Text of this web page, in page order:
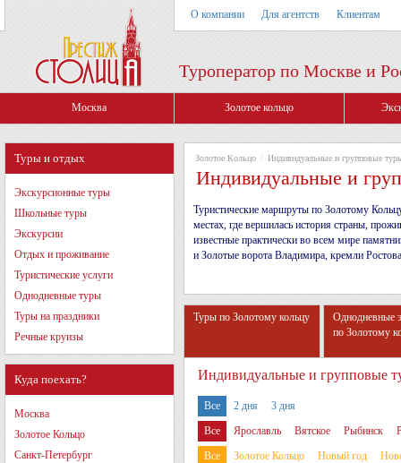
О компании Для агентств Клиентам
Туроператор по Москве и
Москва Золотое кольцо
Туры и отдых
Экскурсионные туры
Школьные туры
Экскурсии
Отдых и проживание
Туристические услуги
Однодневные туры
Туры на праздники
Речные круизы
Куда поехать?
Москва
Золотое Кольцо
Санкт-Петербург
Золотое Кольцо / Индивидуальные и групповые
Индивидуальные и
Туристические маршруты по Золотому
местах, где вершилась история страны,
известные практически во всем мире
и Золотые ворота Владимира, кремли
Туры по Золотому кольцу
Однодневные
по Золотому
Индивидуальные и групповые
Все 2 дня
3 дня
Все
Ярославль Вятское Рыбинск
Владимир
Александров
Все Золотое Кольцо Новый год